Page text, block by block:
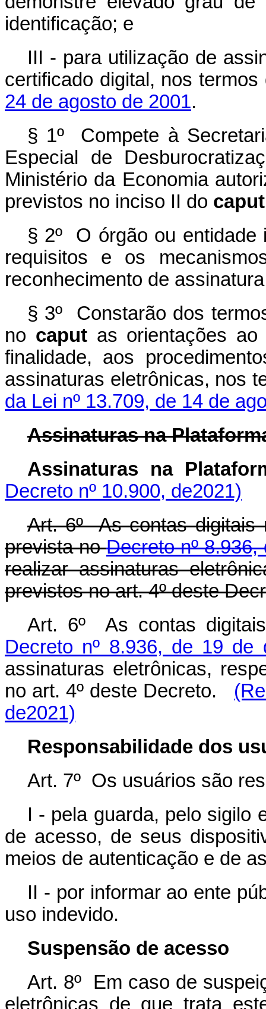
identificação; e
III - para utilização de
certificado digital, nos
24 de agosto de 2001.
§ 1º Compete à
Especial de
Ministério da Economia
previstos no inciso II do caput
§ 2º O órgão ou entidade
requisitos e os
reconhecimento de
§ 3º Constarão dos
no caputas orientações ao
finalidade, aos
assinaturas eletrônicas, nos
da Lei nº 13.709, de 14 de
Assinaturas na
Assinaturas na
Decreto nº 10.900, de2021)
Art. 6º As contas digitais
prevista noDecreto nº
realizar assinaturas
previstos no art. 4º deste
Art. 6º As contas
Decreto nº 8.936, de 19 de
assinaturas eletrônicas,
no art. 4º deste Decreto.
de2021)
Responsabilidade dos
Art. 7º Os usuários são
I - pela guarda, pelo sigilo
de acesso, de seus
meios de autenticação e de
II - por informar ao ente
uso indevido.
Suspensão de acesso
Art. 8º Em caso de
eletrônicas de que trata